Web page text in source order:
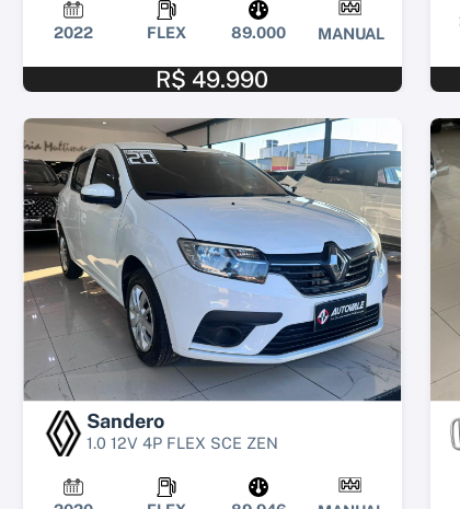
2022 FLEX 89.000 MANUAL
R$ 49.990
Sandero
1.0 12V 4P FLEX SCE ZEN